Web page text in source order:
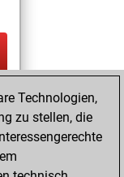
Technologien,
zu stellen, die